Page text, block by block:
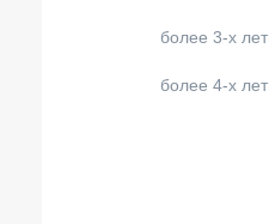
более 3-х лет
более 4-х лет